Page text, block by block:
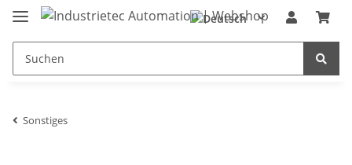
Sonstiges